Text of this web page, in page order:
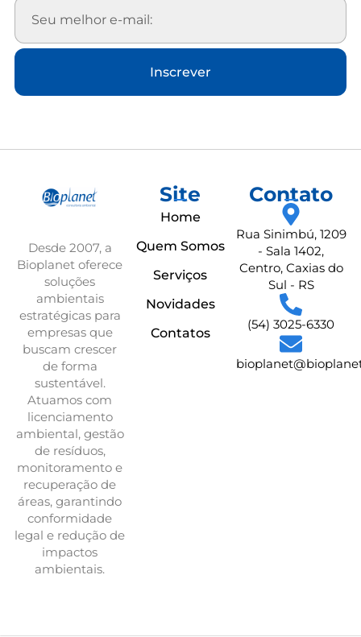
Inscrever
Desde 2007, a
Bioplanet oferece
soluções
ambientais
estratégicas para
empresas que
buscam crescer
de forma
sustentável.
Atuamos com
licenciamento
ambiental, gestão
de resíduos,
monitoramento e
recuperação de
áreas, garantindo
conformidade
legal e redução de
impactos
ambientais.
Site
Home
Quem Somos
Serviços
Novidades
Contatos
Contato
Rua Sinimbú, 1209
- Sala 1402,
Centro, Caxias do
Sul - RS
(54) 3025-6330